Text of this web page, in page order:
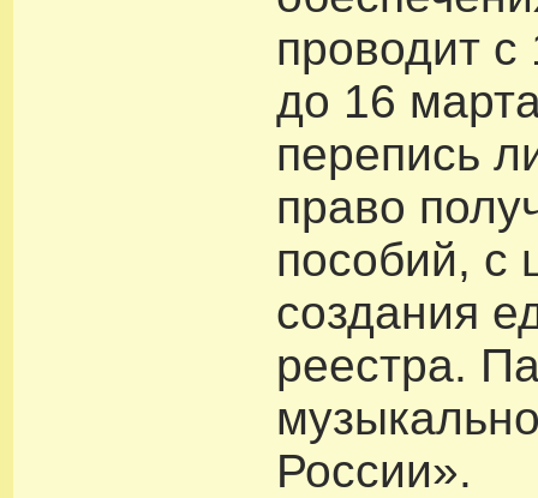
проводит
до 16
перепись
право
пособий, с
создания
реестра.
России».